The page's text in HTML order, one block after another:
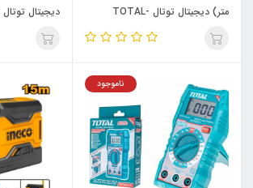
متر) دیجیتال توتال TOTAL-
TMT4100051
TMT42002
ناموجود